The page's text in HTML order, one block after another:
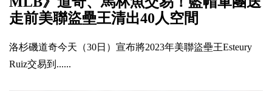
走前美聯盜壘王清出40人空間
洛杉磯道奇今天（30日）宣布將2023年美聯盜壘王Esteury
Ruiz交易到......